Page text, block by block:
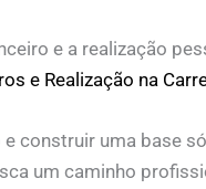
e a realização
e Realização na
construir uma base
um caminho